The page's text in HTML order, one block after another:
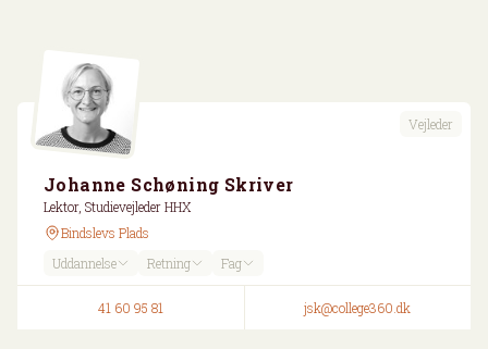
Vejleder
Johanne Schøning Skriver
Lektor, Studievejleder HHX
Bindslevs Plads
Uddannelse
Retning Fag
41 60 95 81 jsk@college360.dk